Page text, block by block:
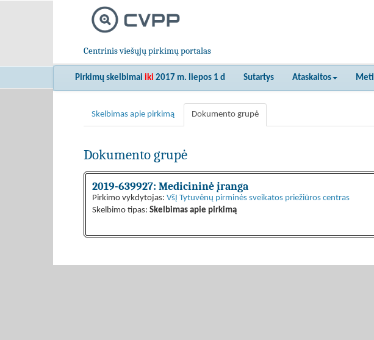
Centrinis viešųjų pirkimų portalas
Pirkimų skelbimai iki 2017 m. liepos 1 d Sutartys Ataskaitos
Skelbimas apie pirkimą Dokumento grupė
Dokumento grupė
2019-639927: Medicininė įranga
Pirkimo vykdytojas: VšĮ Tytuvėnų pirminės sveikatos priežiūros centras
Skelbimo tipas: Skelbimas apie pirkimą